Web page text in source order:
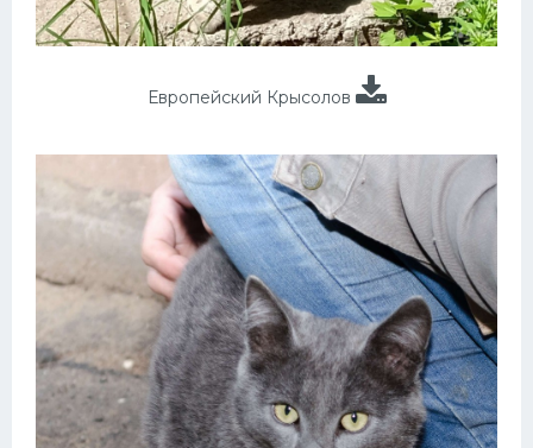
Европейский Крысолов